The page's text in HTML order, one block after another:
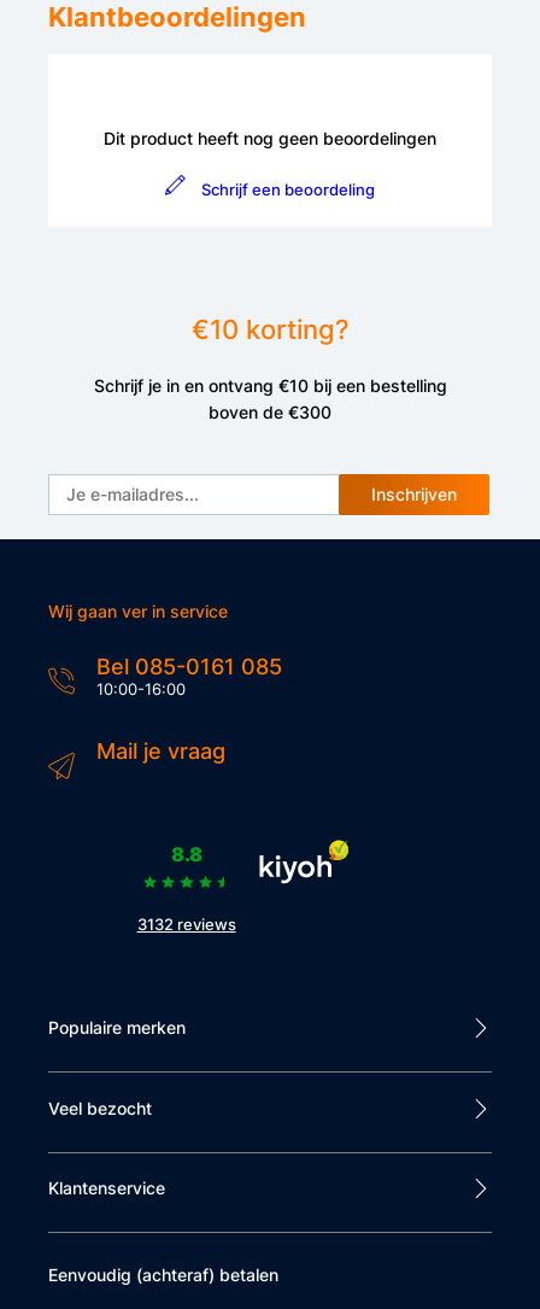
Klantbeoordelingen
Dit product heeft nog geen beoordelingen
Schrijf een beoordeling
€10 korting?
Schrijf je in en ontvang €10 bij een bestelling
boven de €300
Inschrijven
Wij gaan ver in service
Bel 085-0161 085
10:00-16:00
Mail je vraag
8.8
3132 reviews
Populaire merken
Veel bezocht
Klantenservice
Eenvoudig (achteraf) betalen